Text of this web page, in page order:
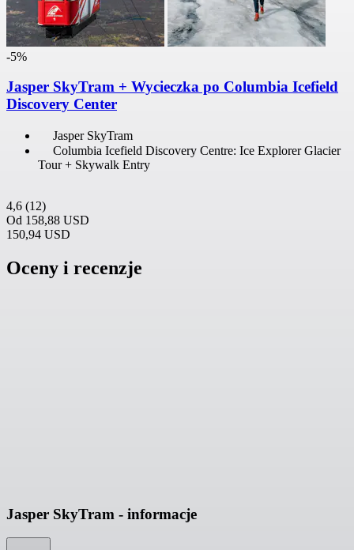
-5%
Jasper SkyTram + Wycieczka po Columbia Icefield
Discovery Center
Jasper SkyTram
Columbia Icefield Discovery Centre: Ice Explorer Glacier
Tour + Skywalk Entry
4,6 (12)
Od 158,88 USD
150,94 USD
Oceny i recenzje
Jasper SkyTram - informacje